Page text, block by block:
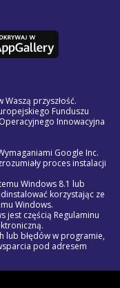
przyszłość.
Funduszu
Innowacyjna
Google Inc.
proces instalacji
Windows 8.1 lub
korzystając ze
Windows.
jest częścią Regulaminu
lub błędów w programie,
pod adresem